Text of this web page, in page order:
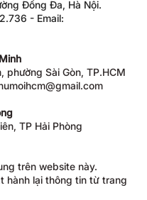
Đống Đa, Hà Nội.
- Email:
phường Sài Gòn, TP.HCM
TP Hải Phòng
trên website này.
hành lại thông tin từ trang